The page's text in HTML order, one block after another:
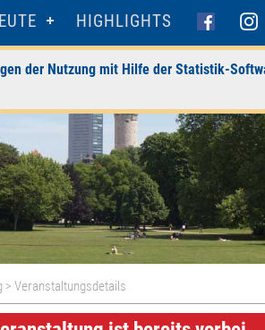
HIGHLIGHTS
der Nutzung mit Hilfe der Statistik-
> Veranstaltungsdetails